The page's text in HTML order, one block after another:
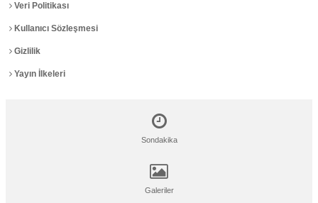
Veri Politikası
Kullanıcı Sözleşmesi
Gizlilik
Yayın İlkeleri
Sondakika
Galeriler